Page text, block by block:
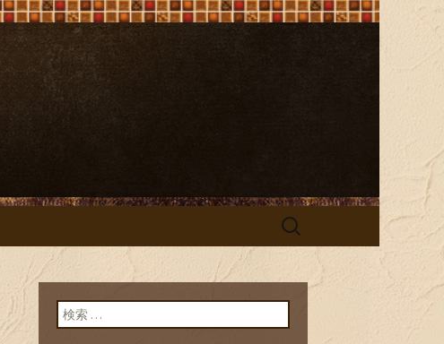
ビストロ オ
検
検索: